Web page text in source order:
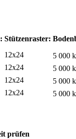
Stützenraster:
12x24
5 000
12x24
5 000
12x24
5 000
12x24 5 000
prüfen